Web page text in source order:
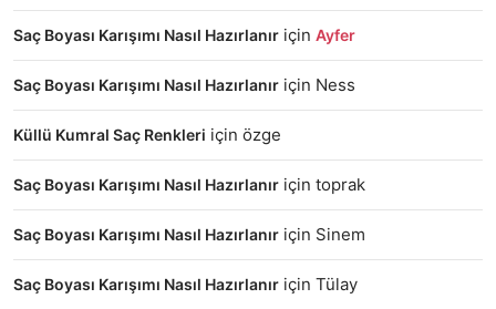
Saç Boyası Karışımı Nasıl Hazırlanır için Ayfer
Saç Boyası Karışımı Nasıl Hazırlanır için Ness
Küllü Kumral Saç Renkleri için özge
Saç Boyası Karışımı Nasıl Hazırlanır için toprak
Saç Boyası Karışımı Nasıl Hazırlanır için Sinem
Saç Boyası Karışımı Nasıl Hazırlanır için Tülay